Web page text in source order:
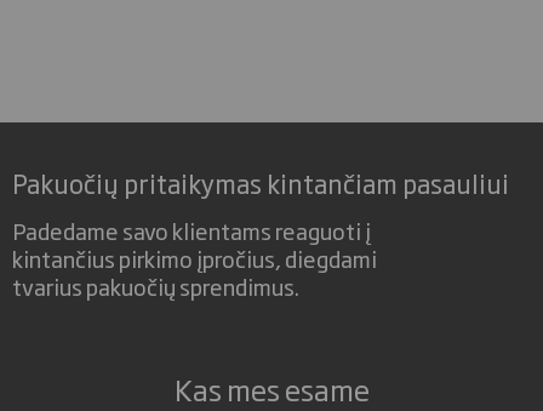
Pakuočių pritaikymas kintančiam pasauliui
Padedame savo klientams reaguoti į
kintančius pirkimo įpročius, diegdami
tvarius pakuočių sprendimus.
Kas mes esame